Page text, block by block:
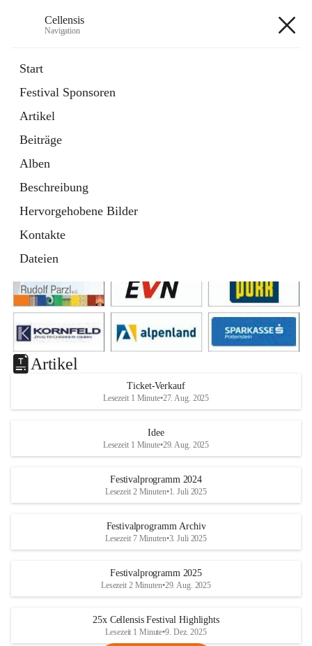
Cellensis
Navigation
Start
Festival Sponsoren
Artikel
Beiträge
Alben
Beschreibung
Hervorgehobene Bilder
Kontakte
Dateien
Festival Sponsoren
Artikel
Ticket-Verkauf
Lesezeit 1 Minute•27. Aug. 2025
Idee
Lesezeit 1 Minute•29. Aug. 2025
Festivalprogramm 2024
Lesezeit 2 Minuten•1. Juli 2025
Festivalprogramm Archiv
Lesezeit 7 Minuten•3. Juli 2025
Festivalprogramm 2025
Lesezeit 2 Minuten•29. Aug. 2025
25x Cellensis Festival Highlights
Lesezeit 1 Minute•9. Dez. 2025